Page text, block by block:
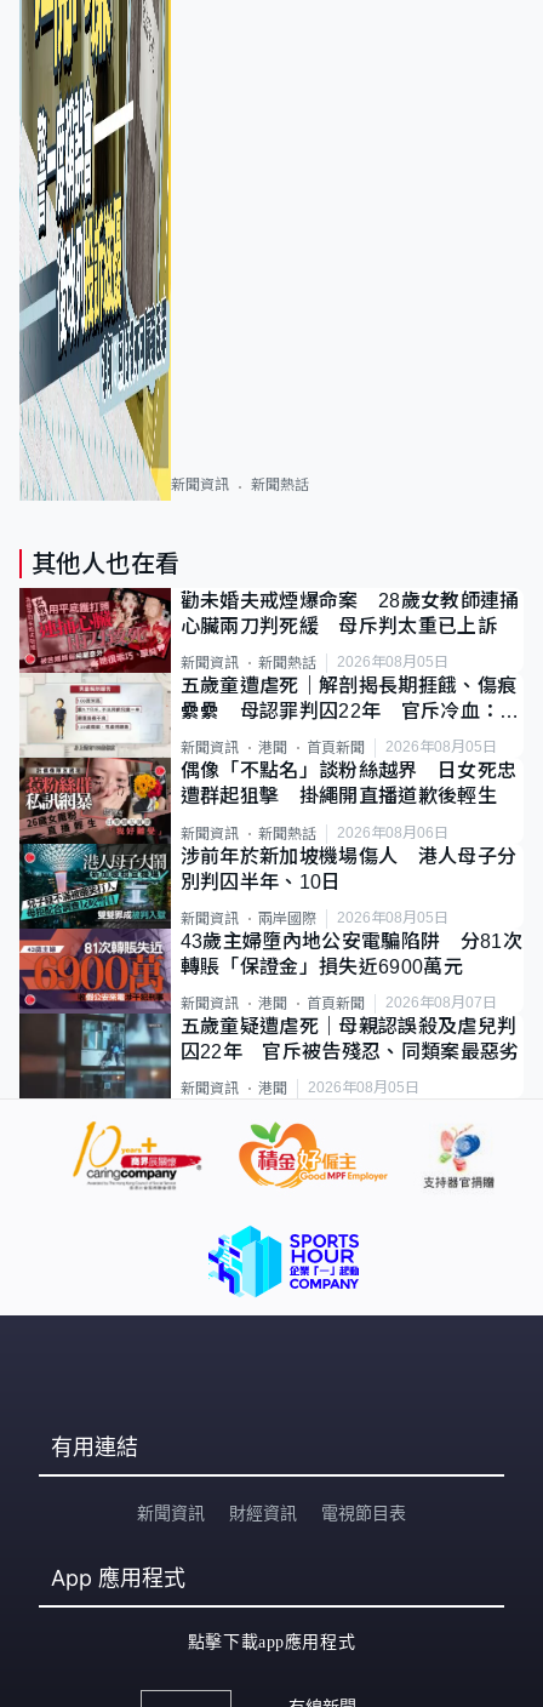
新聞資訊 新聞熱話
其他人也在看
勸未婚夫戒煙爆命案 28歲女教師連捅
心臟兩刀判死緩 母斥判太重已上訴
新聞資訊 新聞熱話 2026年08月05日
五歲童遭虐死｜解剖揭長期捱餓、傷痕
纍纍 母認罪判囚22年 官斥冷血：同
類案最惡劣
新聞資訊 港聞 首頁新聞 2026年08月05日
偶像「不點名」談粉絲越界 日女死忠
遭群起狙擊 掛繩開直播道歉後輕生
新聞資訊 新聞熱話 2026年08月06日
涉前年於新加坡機場傷人 港人母子分
別判囚半年、10日
新聞資訊 兩岸國際 2026年08月05日
43歲主婦墮內地公安電騙陷阱 分81次
轉賬「保證金」損失近6900萬元
新聞資訊 港聞 首頁新聞 2026年08月07日
五歲童疑遭虐死｜母親認誤殺及虐兒判
囚22年 官斥被告殘忍、同類案最惡劣
新聞資訊 港聞 2026年08月05日
有用連結
新聞資訊 財經資訊 電視節目表
App 應用程式
點擊下載app應用程式